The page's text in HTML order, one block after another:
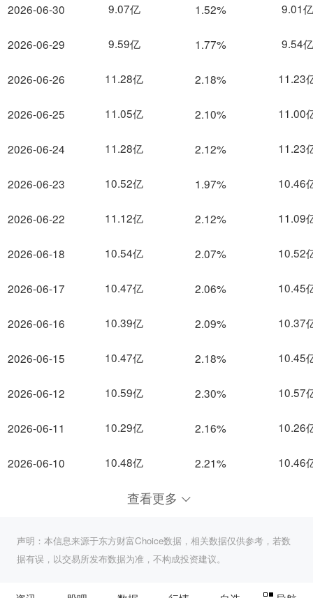
2026-06-30
2026-06-29
2026-06-26
2026-06-25
2026-06-24
2026-06-23
2026-06-22
2026-06-18
2026-06-17
2026-06-16
2026-06-15
2026-06-12
2026-06-11
2026-06-10
9.07亿 1.52% 9.01亿
9.59亿 1.77% 9.54亿
11.28亿 2.18% 11.23
11.05亿 2.10% 11.00
11.28亿 2.12% 11.23
10.52亿 1.97% 10.46
11.12亿 2.12% 11.09
10.54亿 2.07% 10.52
10.47亿 2.06% 10.45
10.39亿 2.09% 10.37
10.47亿 2.18% 10.45
10.59亿 2.30% 10.57
10.29亿 2.16% 10.26
10.48亿 2.21% 10.46
查看更多
声明：本信息来源于东方财富Choice数据，相关数据仅供参考，若数
据有误，以交易所发布数据为准，不构成投资建议。